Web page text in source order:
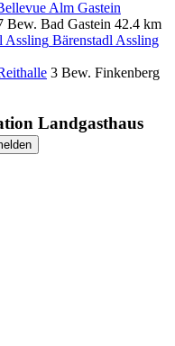
Bew. Bad Gastein 42.4 km
Bärenstadl Assling
3 Bew. Finkenberg
Landgasthaus